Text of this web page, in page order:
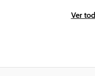
Ver